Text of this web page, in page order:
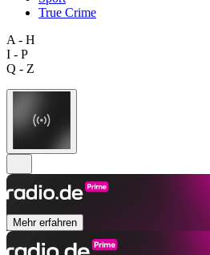
True Crime
A - H
I - P
Q - Z
Mehr erfahren